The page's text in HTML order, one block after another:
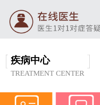
疾病中心
TREATMENT CENTER